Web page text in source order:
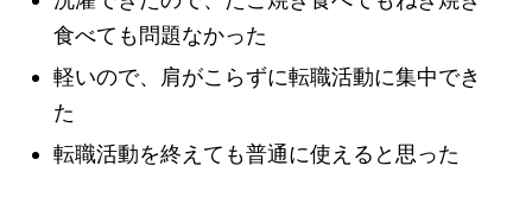
食べても問題なかった
軽いので、肩がこらずに転職活動に集中でき
た
転職活動を終えても普通に使えると思った